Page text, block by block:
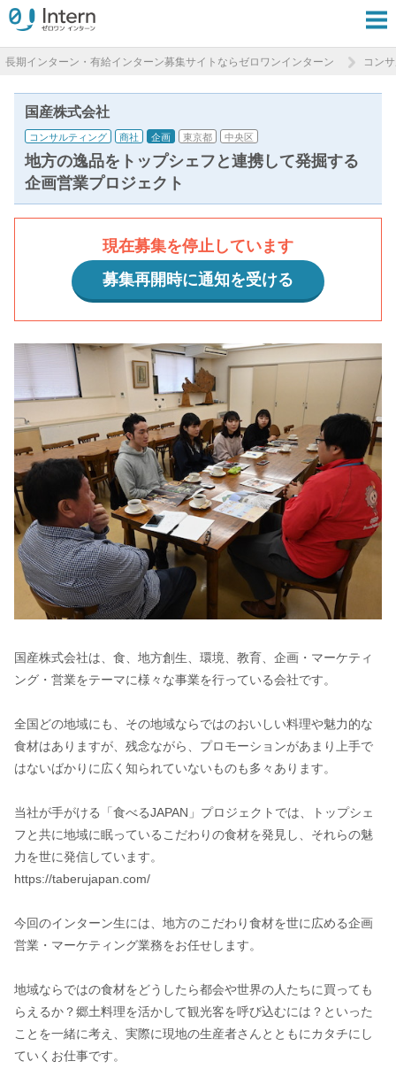
長期インターン・有給インターン募集サイトならゼロワンインターン コン
国産株式会社
コンサルティング 商社 企画 東京都 中央区
地方の逸品をトップシェフと連携して発掘する
企画営業プロジェクト
現在募集を停止しています
募集再開時に通知を受ける
国産株式会社は、食、地方創生、環境、教育、企画・マーケティ
ング・営業をテーマに様々な事業を行っている会社です。
全国どの地域にも、その地域ならではのおいしい料理や魅力的な
食材はありますが、残念ながら、プロモーションがあまり上手で
はないばかりに広く知られていないものも多々あります。
当社が手がける「食べるJAPAN」プロジェクトでは、トップシェ
フと共に地域に眠っているこだわりの食材を発見し、それらの魅
力を世に発信しています。
https://taberujapan.com/
今回のインターン生には、地方のこだわり食材を世に広める企画
営業・マーケティング業務をお任せします。
地域ならではの食材をどうしたら都会や世界の人たちに買っても
らえるか？郷土料理を活かして観光客を呼び込むには？といった
ことを一緒に考え、実際に現地の生産者さんとともにカタチにし
ていくお仕事です。